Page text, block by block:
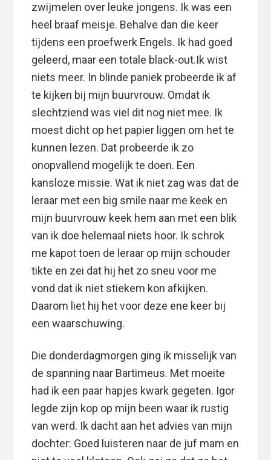
zwijmelen over leuke jongens. Ik was een
heel braaf meisje. Behalve dan die keer
tijdens een proefwerk Engels. Ik had goed
geleerd, maar een totale black-out.Ik wist
niets meer. In blinde paniek probeerde ik af
te kijken bij mijn buurvrouw. Omdat ik
slechtziend was viel dit nog niet mee. Ik
moest dicht op het papier liggen om het te
kunnen lezen. Dat probeerde ik zo
onopvallend mogelijk te doen. Een
kansloze missie. Wat ik niet zag was dat de
leraar met een big smile naar me keek en
mijn buurvrouw keek hem aan met een blik
van ik doe helemaal niets hoor. Ik schrok
me kapot toen de leraar op mijn schouder
tikte en zei dat hij het zo sneu voor me
vond dat ik niet stiekem kon afkijken.
Daarom liet hij het voor deze ene keer bij
een waarschuwing.
Die donderdagmorgen ging ik misselijk van
de spanning naar Bartimeus. Met moeite
had ik een paar hapjes kwark gegeten. Igor
legde zijn kop op mijn been waar ik rustig
van werd. Ik dacht aan het advies van mijn
dochter: Goed luisteren naar de juf mam en